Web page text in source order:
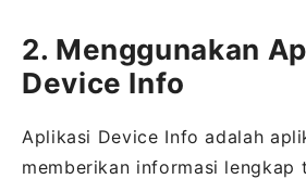
2. Menggunakan
Device Info
Aplikasi Device Info adalah
memberikan informasi lengkap